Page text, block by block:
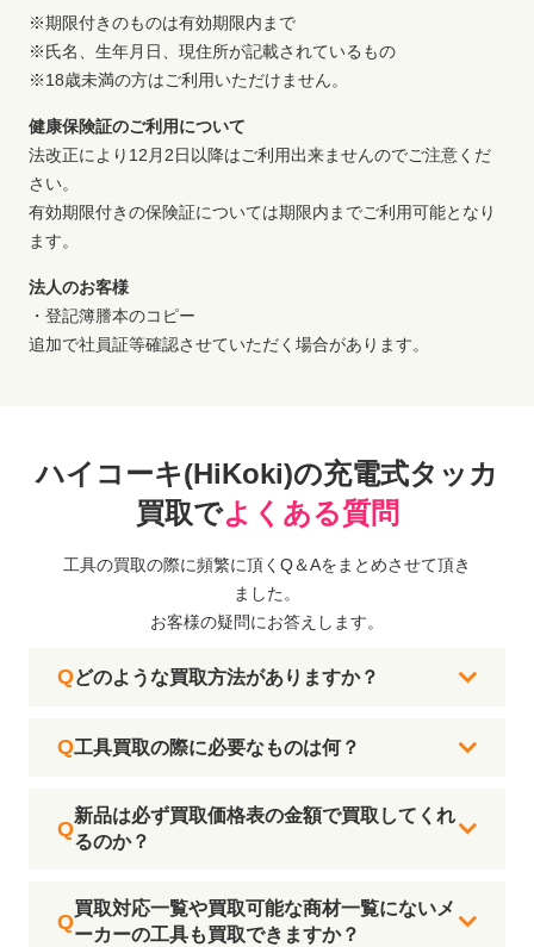
※期限付きのものは有効期限内まで
※氏名、生年月日、現住所が記載されているもの
※18歳未満の方はご利用いただけません。
健康保険証のご利用について
法改正により12月2日以降はご利用出来ませんのでご注意くだ
さい。
有効期限付きの保険証については期限内までご利用可能となり
ます。
法人のお客様
・登記簿謄本のコピー
追加で社員証等確認させていただく場合があります。
ハイコーキ(HiKoki)の充電式タッカ
買取でよくある質問
工具の買取の際に頻繁に頂くQ＆Aをまとめさせて頂き
ました。
お客様の疑問にお答えします。
どのような買取方法がありますか？
工具買取の際に必要なものは何？
新品は必ず買取価格表の金額で買取してくれ
るのか？
買取対応一覧や買取可能な商材一覧にないメ
ーカーの工具も買取できますか？